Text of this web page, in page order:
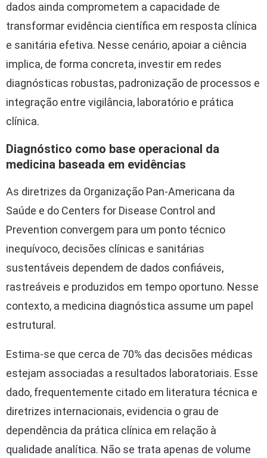
dados ainda comprometem a capacidade de
transformar evidência científica em resposta clínica
e sanitária efetiva. Nesse cenário, apoiar a ciência
implica, de forma concreta, investir em redes
diagnósticas robustas, padronização de processos e
integração entre vigilância, laboratório e prática
clínica.
Diagnóstico como base operacional da
medicina baseada em evidências
As diretrizes da Organização Pan-Americana da
Saúde e do Centers for Disease Control and
Prevention convergem para um ponto técnico
inequívoco, decisões clínicas e sanitárias
sustentáveis dependem de dados confiáveis,
rastreáveis e produzidos em tempo oportuno. Nesse
contexto, a medicina diagnóstica assume um papel
estrutural.
Estima-se que cerca de 70% das decisões médicas
estejam associadas a resultados laboratoriais. Esse
dado, frequentemente citado em literatura técnica e
diretrizes internacionais, evidencia o grau de
dependência da prática clínica em relação à
qualidade analítica. Não se trata apenas de volume